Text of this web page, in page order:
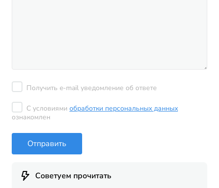
Получить e-mail уведомление об ответе
С условиями обработки персональных данных
ознакомлен
Отправить
Советуем прочитать